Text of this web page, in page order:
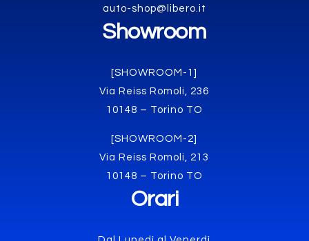
auto-shop@libero.it
Showroom
[SHOWROOM-1]
Via Reiss Romoli, 236
10148 – Torino TO
[SHOWROOM-2]
Via Reiss Romoli, 213
10148 – Torino TO
Orari